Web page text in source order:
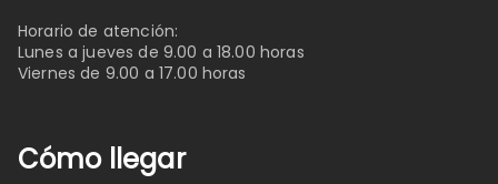
Horario de atención:
Lunes a jueves de 9.00 a 18.00 horas
Viernes de 9.00 a 17.00 horas
Cómo llegar